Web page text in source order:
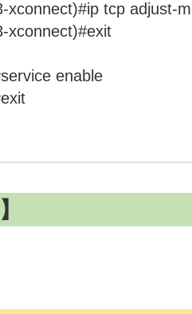
xconnect)#ip tcp adjust-
xconnect)#exit
enable